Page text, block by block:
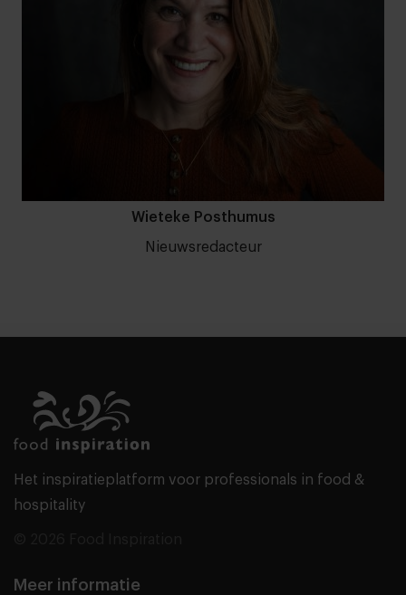
Wieteke Posthumus
Nieuwsredacteur
Het inspiratieplatform voor professionals in food &
hospitality
Meer informatie